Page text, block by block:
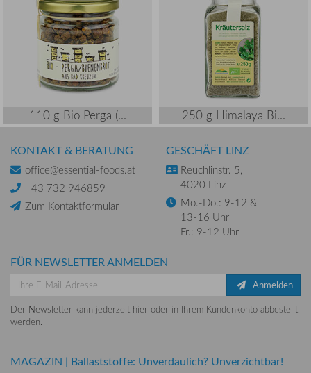
110 g Bio Perga (... 250 g Himalaya Bi...
KONTAKT & BERATUNG
office@essential-foods.at
+43 732 946859
Zum Kontaktformular
GESCHÄFT LINZ
Reuchlinstr. 5,
4020 Linz
Mo.-Do.: 9-12 &
13-16 Uhr
Fr.: 9-12 Uhr
FÜR NEWSLETTER ANMELDEN
Anmelden
Der Newsletter kann jederzeit hier oder in Ihrem Kundenkonto abbestellt
werden.
MAGAZIN | Ballaststoffe: Unverdaulich? Unverzichtbar!